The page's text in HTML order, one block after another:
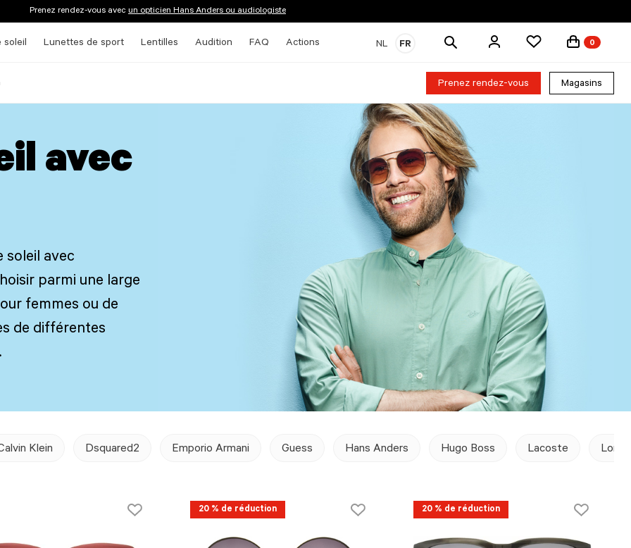
Prenez rendez-vous avec un opticien Hans Anders ou audiologiste
soleil Lunettes de sport Lentilles Audition FAQ Actions NL FR
Rechercher
0
Prenez rendez-vous Magasins
avec
soleil avec
parmi une large
femmes ou de
de différentes
Klein Dsquared2 Emporio Armani Guess Hans Anders Hugo Boss Lacoste
20 % de réduction 20 % de réduction